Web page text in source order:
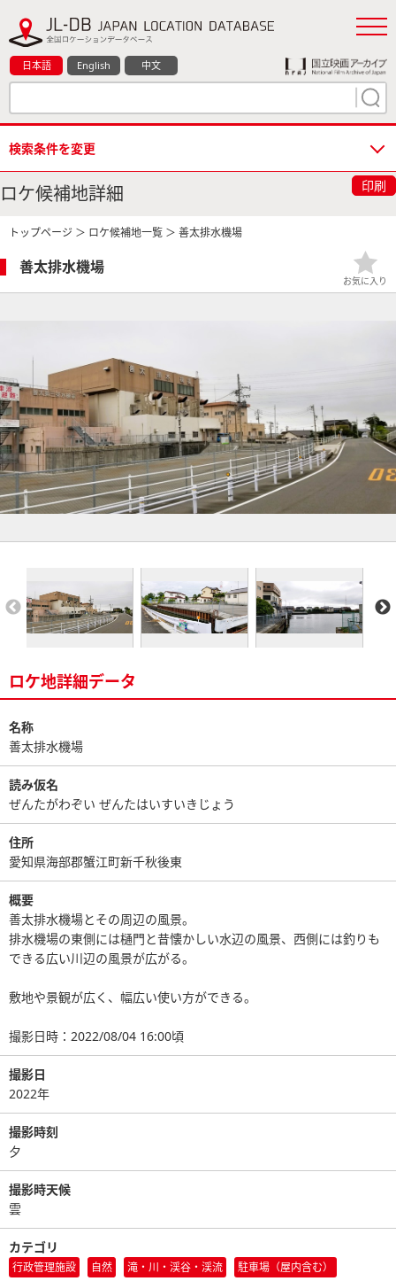
日本語 English 中文
検索条件を変更
ロケ候補地詳細 印刷
トップページ ＞ ロケ候補地一覧 ＞ 善太排水機場
善太排水機場
お気に入り
ロケ地詳細データ
名称
善太排水機場
読み仮名
ぜんたがわぞい ぜんたはいすいきじょう
住所
愛知県海部郡蟹江町新千秋後東
概要
善太排水機場とその周辺の風景。
排水機場の東側には樋門と昔懐かしい水辺の風景、西側には釣りも
できる広い川辺の風景が広がる。
敷地や景観が広く、幅広い使い方ができる。
撮影日時：2022/08/04 16:00頃
撮影日
2022年
撮影時刻
夕
撮影時天候
雲
カテゴリ
行政管理施設 自然 滝・川・渓谷・渓流
駐車場（屋内含む）